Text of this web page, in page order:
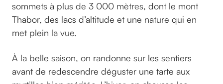
sommets à plus de 3 000 mètres, dont le mont
Thabor, des lacs d’altitude et une nature qui en
met plein la vue.
À la belle saison, on randonne sur les sentiers
avant de redescendre déguster une tarte aux